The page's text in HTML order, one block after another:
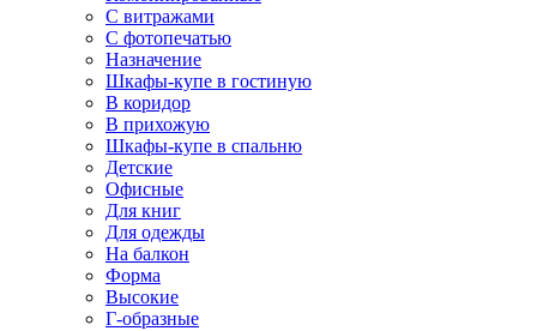
С витражами
С фотопечатью
Назначение
Шкафы-купе в гостиную
В коридор
В прихожую
Шкафы-купе в спальню
Детские
Офисные
Для книг
Для одежды
На балкон
Форма
Высокие
Г-образные